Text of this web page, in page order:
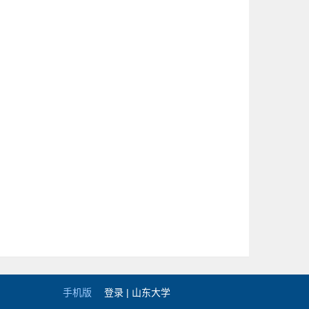
手机版 登录 | 山东大学